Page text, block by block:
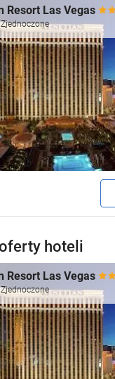
Resort Las Vegas
Zjednoczone
hoteli
Resort Las Vegas
Zjednoczone